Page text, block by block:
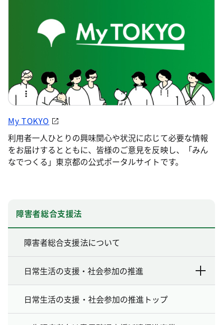
My TOKYO
利用者一人ひとりの興味関心や状況に応じて必要な情報
をお届けするとともに、皆様のご意見を反映し、「みん
なでつくる」東京都の公式ポータルサイトです。
障害者総合支援法
障害者総合支援法について
日常生活の支援・社会参加の推進
日常生活の支援・社会参加の推進トップ